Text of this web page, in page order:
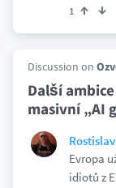
1
Discussion on
Další
masivní „AI
Evropa
idiotů z